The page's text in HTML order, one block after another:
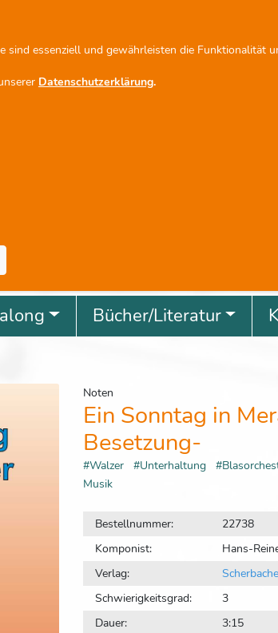
sind essenziell und gewährleisten die Funktionalität
Datenschutzerklärung.
Bücher/Literatur
Noten
Ein Sonntag in
Besetzung-
#Walzer #Unterhaltung
Musik
Bestellnummer:
22738
Komponist:
Hans-
Verlag:
Schwierigkeitsgrad:
3
Dauer:
3:15